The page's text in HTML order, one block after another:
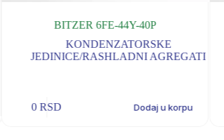
BITZER 6FE-44Y-40P
KONDENZATORSKE
JEDINICE/RASHLADNI AGREGATI
0 RSD Dodaj u korpu